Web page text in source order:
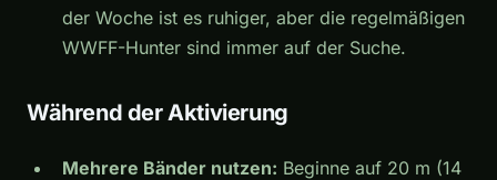
der Woche ist es ruhiger, aber die regelmäßigen
WWFF-Hunter sind immer auf der Suche.
Während der Aktivierung
Mehrere Bänder nutzen: Beginne auf 20 m (14